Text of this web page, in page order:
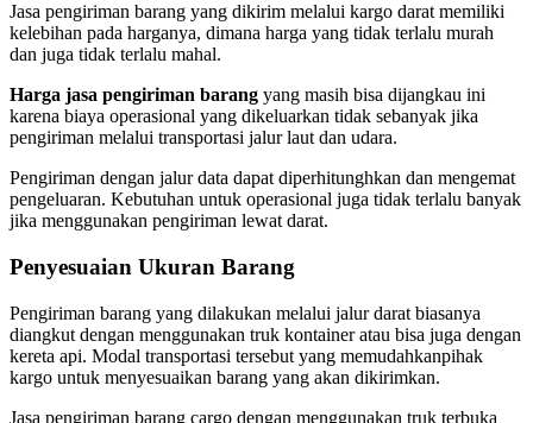
Jasa pengiriman barang yang dikirim melalui kargo darat memiliki
kelebihan pada harganya, dimana harga yang tidak terlalu murah
dan juga tidak terlalu mahal.
Harga jasa pengiriman barang yang masih bisa dijangkau ini
karena biaya operasional yang dikeluarkan tidak sebanyak jika
pengiriman melalui transportasi jalur laut dan udara.
Pengiriman dengan jalur data dapat diperhitunghkan dan mengemat
pengeluaran. Kebutuhan untuk operasional juga tidak terlalu banyak
jika menggunakan pengiriman lewat darat.
Penyesuaian Ukuran Barang
Pengiriman barang yang dilakukan melalui jalur darat biasanya
diangkut dengan menggunakan truk kontainer atau bisa juga dengan
kereta api. Modal transportasi tersebut yang memudahkanpihak
kargo untuk menyesuaikan barang yang akan dikirimkan.
Jasa pengiriman barang cargo dengan menggunakan truk terbuka